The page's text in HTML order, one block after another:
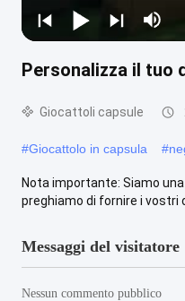
Personalizza il tuo
Giocattoli capsule
#Giocattolo in capsula #
Nota importante: Siamo
preghiamo di fornire i vostri
Messaggi del visitatore
Nessun commento pubblico